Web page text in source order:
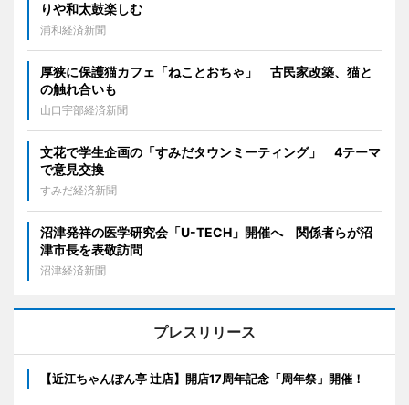
りや和太鼓楽しむ
浦和経済新聞
厚狭に保護猫カフェ「ねことおちゃ」 古民家改築、猫と
の触れ合いも
山口宇部経済新聞
文花で学生企画の「すみだタウンミーティング」 4テーマ
で意見交換
すみだ経済新聞
沼津発祥の医学研究会「U-TECH」開催へ 関係者らが沼
津市長を表敬訪問
沼津経済新聞
プレスリリース
【近江ちゃんぽん亭 辻店】開店17周年記念「周年祭」開催！